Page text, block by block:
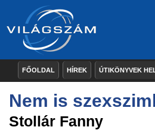
FŐOLDAL HÍREK ÚTIKÖNYVEK
Nem is
Stollár Fanny